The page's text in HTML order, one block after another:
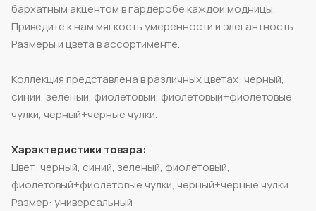
бархатным акцентом в гардеробе каждой модницы.
Приведите к нам мягкость умеренности и элегантность.
Размеры и цвета в ассортименте.
Коллекция представлена в различных цветах: черный,
синий, зеленый, фиолетовый, фиолетовый+фиолетовые
чулки, черный+черные чулки.
Характеристики товара:
Цвет: черный, синий, зеленый, фиолетовый,
фиолетовый+фиолетовые чулки, черный+черные чулки
Размер: универсальный